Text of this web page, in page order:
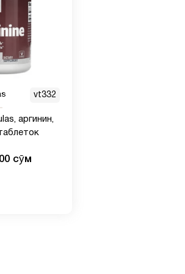
vt332
аргинин,
сӯм